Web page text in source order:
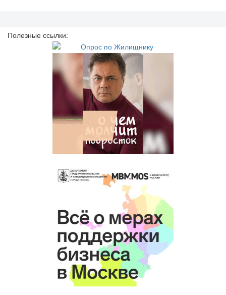
Полезные ссылки: